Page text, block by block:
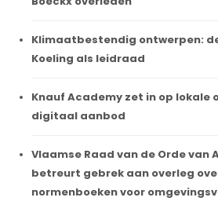
Klimaatbestendig ontwerpen:
Koeling als leidraad
Knauf Academy zet in op lokale
digitaal aanbod
Vlaamse Raad van de Orde van
betreurt gebrek aan overleg
normenboeken voor